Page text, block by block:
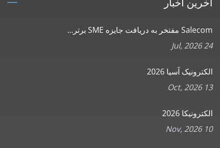
Salecom مفتخر به دریافت جایزه SME برتر...
24 Jul, 2026
الکترونیک آسیا 2026
13 Oct, 2026
الکترونیکا 2026
10 Nov, 2026